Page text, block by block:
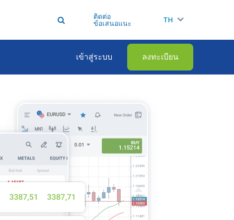
ติดต่อ
ข้อเสนอแนะ
TH
เข้าสู่ระบบ ลงทะเบียน